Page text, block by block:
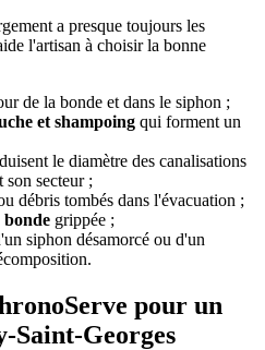
a presque toujours les
l'artisan à choisir la bonne
de la bonde et dans le siphon ;
et shampoing qui forment un
le diamètre des canalisations
son secteur ;
débris tombés dans l'évacuation ;
bonde grippée ;
siphon désamorcé ou d'un
pour un
Saint-Georges